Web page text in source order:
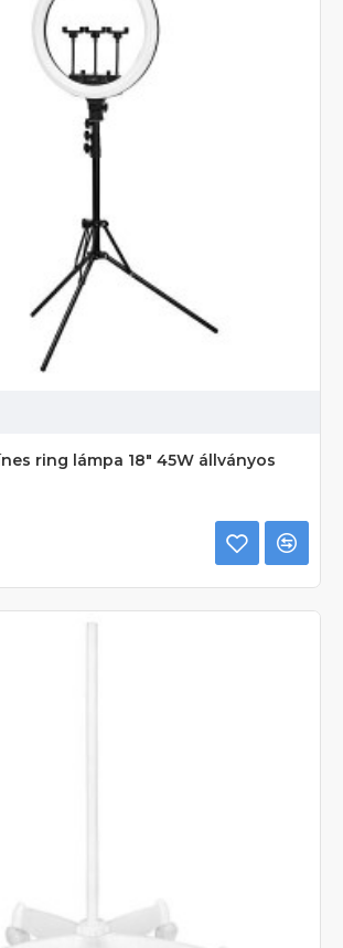
ring lámpa 18" 45W állványos